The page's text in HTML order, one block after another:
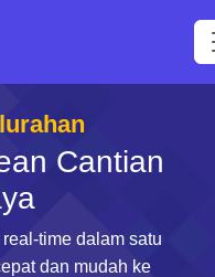
Cantian
time dalam satu
dan mudah ke